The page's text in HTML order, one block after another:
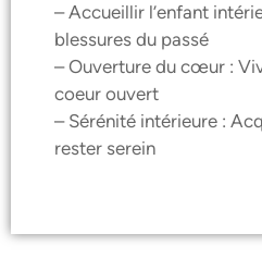
– Accueillir l’enfant
blessures du passé
– Ouverture du cœur :
coeur ouvert
– Sérénité intérieure :
rester serein